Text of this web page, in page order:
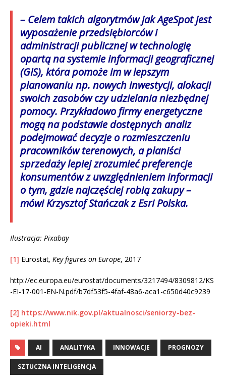
– Celem takich algorytmów jak AgeSpot jest
wyposażenie przedsiębiorców i
administracji publicznej w technologię
opartą na systemie informacji geograficznej
(GIS), która pomoże im w lepszym
planowaniu np. nowych inwestycji, alokacji
swoich zasobów czy udzielania niezbędnej
pomocy. Przykładowo firmy energetyczne
mogą na podstawie dostępnych analiz
podejmować decyzje o rozmieszczeniu
pracowników terenowych, a planiści
sprzedaży lepiej zrozumieć preferencje
konsumentów z uwzględnieniem informacji
o tym, gdzie najczęściej robią zakupy–
mówi Krzysztof Stańczak z Esri Polska.
Ilustracja: Pixabay
[1] Eurostat, Key figures on Europe, 2017
http://ec.europa.eu/eurostat/documents/3217494/8309812/KS
-EI-17-001-EN-N.pdf/b7df53f5-4faf-48a6-aca1-c650d40c9239
[2] https://www.nik.gov.pl/aktualnosci/seniorzy-bez-
opieki.html
AI ANALITYKA INNOWACJE PROGNOZY
SZTUCZNA INTELIGENCJA